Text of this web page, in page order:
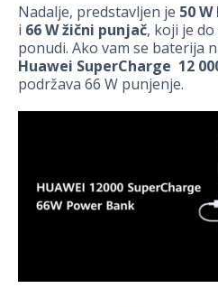
Nadalje, predstavljen je 50
i 66 W žični punjač, koji je
ponudi. Ako vam se baterija
Huawei SuperCharge 12
podržava 66 W punjenje.